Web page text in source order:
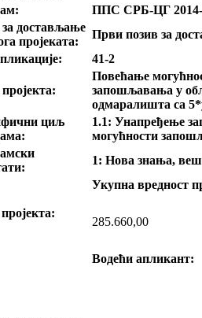
ППС СРБ-ЦГ 2014-
достављање
пројеката:
Први позив за
41-2
Повећање
запошљавања у
одмаралишта са 5*
циљ
1.1: Унапређење
могућности
1: Нова знања,
Укупна вредност
285.660,00
Водећи апликант: